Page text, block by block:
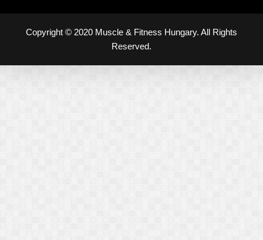
Copyright © 2020 Muscle & Fitness Hungary. All Rights
Reserved.